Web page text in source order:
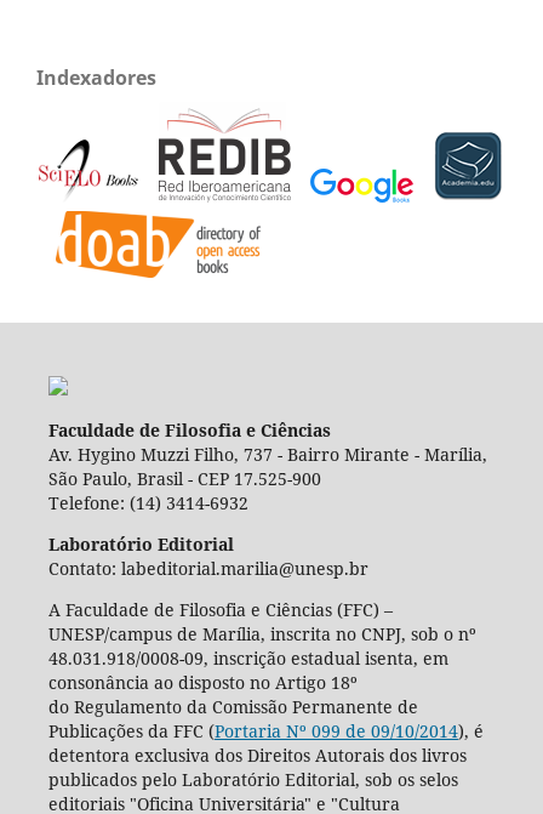
Indexadores
Faculdade de Filosofia e Ciências
Av. Hygino Muzzi Filho, 737 - Bairro Mirante - Marília,
São Paulo, Brasil - CEP 17.525-900
Telefone: (14) 3414-6932
Laboratório Editorial
Contato: labeditorial.marilia@unesp.br
A Faculdade de Filosofia e Ciências (FFC) –
UNESP/campus de Marília, inscrita no CNPJ, sob o nº
48.031.918/0008-09, inscrição estadual isenta, em
consonância ao disposto no Artigo 18º
do Regulamento da Comissão Permanente de
Publicações da FFC (Portaria Nº 099 de 09/10/2014), é
detentora exclusiva dos Direitos Autorais dos livros
publicados pelo Laboratório Editorial, sob os selos
editoriais "Oficina Universitária" e "Cultura